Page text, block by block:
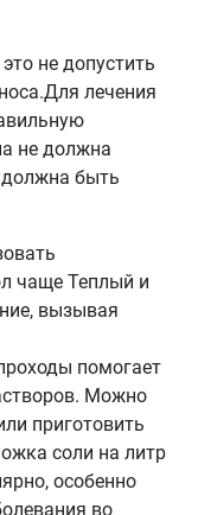
не допустить
лечения
не должна
быть
чаще Теплый и
вызывая
помогает
Можно
приготовить
соли на литр
особенно
во